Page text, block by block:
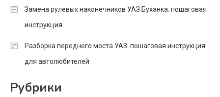
Замена рулевых наконечников УАЗ Буханка: пошаговая
инструкция
Разборка переднего моста УАЗ: пошаговая инструкция
для автолюбителей
Рубрики